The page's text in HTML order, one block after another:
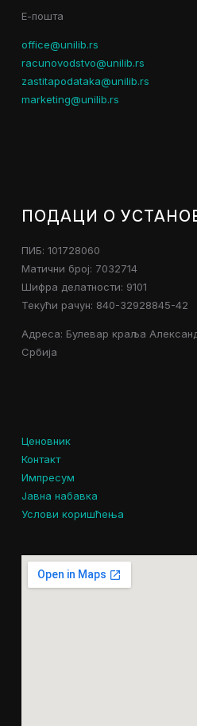
Е-пошта
office@unilib.rs
racunovodstvo@unilib.rs
zastitapodataka@unilib.rs
marketing@unilib.rs
ПОДАЦИ О
ПИБ: 101728060
Матични број: 7032714
Шифра делатности: 9101
Текући рачун: 840-32928845-42
Адреса: Булевар краља
Србија
Ценовник
Контакт
Импресум
Јавна набавка
Услови коришћења